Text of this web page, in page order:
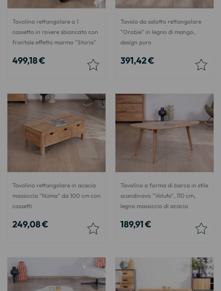
Tavolino rettangolare a 1
cassetto in rovere sbiancato con
frontale effetto marmo "Storia"
499,18 €
Tavolo da salotto rettangolare
"Orobie" in legno di mango,
design puro
391,42 €
Tavolino rettangolare in acacia
massiccia "Nüma" da 100 cm con
cassetti
249,08 €
Tavolino a forma di barca in stile
scandinavo "Voluto", 110 cm,
legno massiccio di acacia
189,91 €